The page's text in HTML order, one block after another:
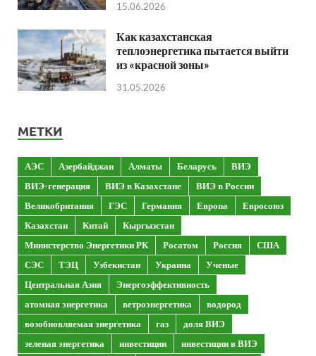
15.06.2026
Как казахстанская
теплоэнергетика пытается выйти
из «красной зоны»
31.05.2026
МЕТКИ
АЭС Азербайджан Алматы Беларусь
ВИЭ
ВИЭ-генерация
ВИЭ в Казахстане
ВИЭ в России
Великобритания
ГЭС Германия Европа
Евросоюз
Казахстан
Китай
Кыргызстан
Министерство Энергетики РК
Росатом Россия
США
СЭС
ТЭЦ Узбекистан Украина
Ученые
Центральная Азия
Энергоэффективность
атомная энергетика
ветроэнергетика
водород
возобновляемая энергетика
газ
доля ВИЭ
зеленая энергетика
инвестиции
инвестиции в ВИЭ